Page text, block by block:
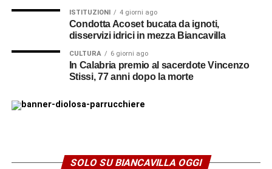
ISTITUZIONI 4 giorni ago
Condotta Acoset bucata da ignoti,
disservizi idrici in mezza Biancavilla
CULTURA 6 giorni ago
In Calabria premio al sacerdote Vincenzo
Stissi, 77 anni dopo la morte
SOLO SU BIANCAVILLA OGGI